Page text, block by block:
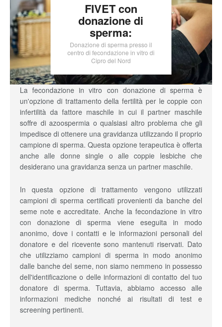
FIVET con
donazione di
sperma:
Donazione di sperma presso il
centro di fecondazione in vitro di
Cipro del Nord
La fecondazione in vitro con donazione di sperma è
un'opzione di trattamento della fertilità per le coppie con
infertilità da fattore maschile in cui il partner maschile
soffre di azoospermia o qualsiasi altro problema che gli
impedisce di ottenere una gravidanza utilizzando il proprio
campione di sperma. Questa opzione terapeutica è offerta
anche alle donne single o alle coppie lesbiche che
desiderano una gravidanza senza un partner maschile.
In questa opzione di trattamento vengono utilizzati
campioni di sperma certificati provenienti da banche del
seme note e accreditate. Anche la fecondazione in vitro
con donazione di sperma viene eseguita in modo
anonimo, dove i contatti e le informazioni personali del
donatore e del ricevente sono mantenuti riservati. Dato
che utilizziamo campioni di sperma in modo anonimo
dalle banche del seme, non siamo nemmeno in possesso
dell'identificazione o delle informazioni di contatto del tuo
donatore di sperma. Tuttavia, abbiamo accesso alle
informazioni mediche nonché ai risultati di test e
screening pertinenti.